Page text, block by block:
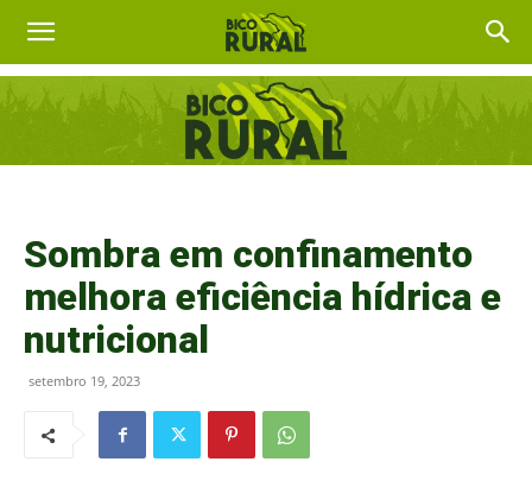
Sombra em confinamento
melhora eficiência hídrica e
nutricional
setembro 19, 2023